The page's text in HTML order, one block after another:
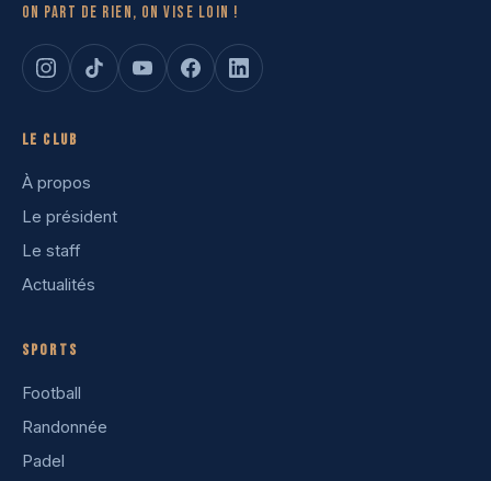
On part de rien, on vise loin !
Le club
À propos
Le président
Le staff
Actualités
Sports
Football
Randonnée
Padel